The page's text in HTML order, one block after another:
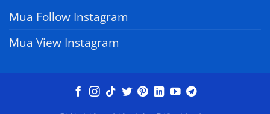
Mua Follow Instagram
Mua View Instagram